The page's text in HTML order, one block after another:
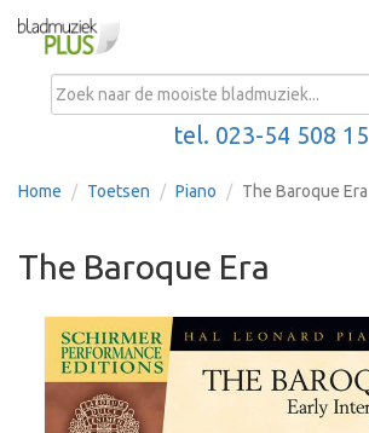
tel. 023-54 508 15
MENU
Home Toetsen Piano The Baroque Era
The Baroque Era